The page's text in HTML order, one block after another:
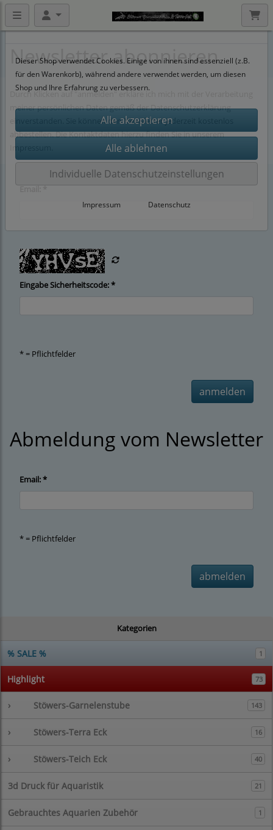
Kategorien
% SALE % 1
Highlight 73
› Stöwers-Garnelenstube 143
› Stöwers-Terra Eck 16
› Stöwers-Teich Eck 40
3d Druck für Aquaristik 21
Gebrauchtes Aquarien Zubehör 1
Newsletter abonnieren
Durch Klicken auf "anmelden" erkläre ich mich mit der Verarbeitung
meiner persönlichen Daten gemäß derDatenschutzerklärung
einverstanden. Sie können den Newsletter jederzeit kostenlos
abbestellen. Die Kontaktdaten hierzu finden Sie in unserem
Impressum.
Email: *
Eingabe Sicherheitscode: *
* = Pflichtfelder
anmelden
Abmeldung vom Newsletter
Email: *
* = Pflichtfelder
abmelden
Datenschutzeinstellungen
Dieser Shop verwendet Cookies. Einige von ihnen sind essenziell (z.B.
für den Warenkorb), während andere verwendet werden, um diesen
Shop und Ihre Erfahrung zu verbessern.
Individuelle Datenschutzeinstellungen
Impressum Datenschutz